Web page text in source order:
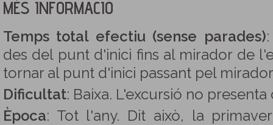
MÉS INFORMACIÓ
Temps total efectiu (sense parades)
des del punt d'inici fins al mirador de
tornar al punt d'inici passant pel
Dificultat: Baixa. L'excursió no
Època: Tot l'any. Dit això, la